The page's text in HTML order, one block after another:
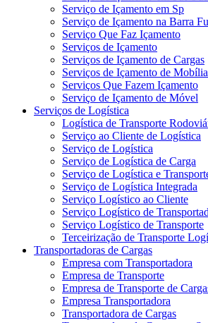
Serviço de Içamento em Sp
Serviço de Içamento na Barra
Serviço Que Faz Içamento
Serviços de Içamento
Serviços de Içamento de Cargas
Serviços de Içamento de
Serviços Que Fazem Içamento
Serviço de Içamento de Móvel
Serviços de Logística
Logística de Transporte
Serviço ao Cliente de Logística
Serviço de Logística
Serviço de Logística de Carga
Serviço de Logística e
Serviço de Logística Integrada
Serviço Logístico ao Cliente
Serviço Logístico de
Serviço Logístico de Transporte
Terceirização de Transporte
Transportadoras de Cargas
Empresa com Transportadora
Empresa de Transporte
Empresa de Transporte de
Empresa Transportadora
Transportadora de Cargas